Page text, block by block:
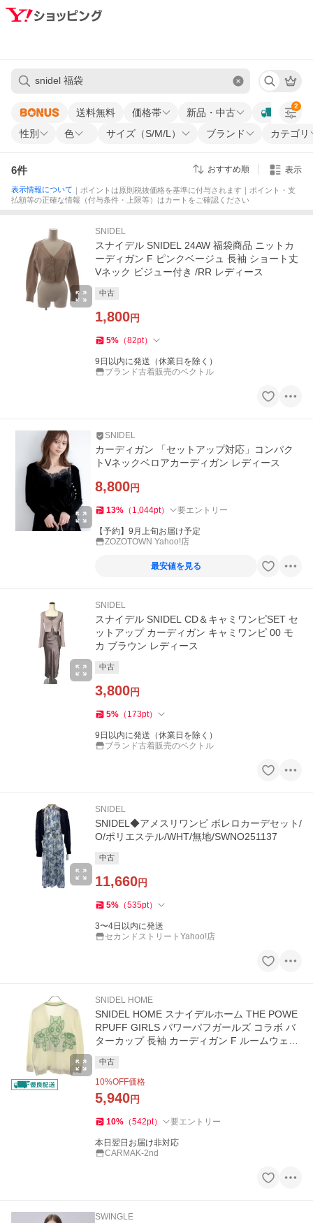
送料無料 価格帯
新品・中古
性別
色 サイズ（S/M/L） ブランド カテゴリ
2
6件 おすすめ順 表示
表示情報について ｜ポイントは原則税抜価格を基準に付与されます｜ポイント・支
払額等の正確な情報（付与条件・上限等）はカートをご確認ください
SNIDEL
スナイデル SNIDEL 24AW 福袋商品 ニットカ
ーディガン F ピンクベージュ 長袖 ショート丈
Vネック ビジュー付き /RR レディース
中古
1,800円
5% （82pt）
9日以内に発送（休業日を除く）
ブランド古着販売のベクトル
SNIDEL
カーディガン 「セットアップ対応」コンパク
トVネックベロアカーディガン レディース
8,800円
13% （ 1,044pt） 要エントリー
【予約】9月上旬お届け予定
ZOZOTOWN Yahoo!店
最安値を見る
SNIDEL
スナイデル SNIDEL CD＆キャミワンピSET セ
ットアップ カーディガン キャミワンピ 00 モ
カ ブラウン レディース
中古
3,800円
5% （ 173pt）
9日以内に発送（休業日を除く）
ブランド古着販売のベクトル
SNIDEL
SNIDEL◆アメスリワンピ ボレロカーデセット/
O/ポリエステル/WHT/無地/SWNO251137
中古
11,660円
5% （535pt）
3〜4日以内に発送
セカンドストリートYahoo!店
SNIDEL HOME
SNIDEL HOME スナイデルホーム THE POWE
RPUFF GIRLS パワーパフガールズ コラボ バ
ターカップ 長袖 カーディガン F ルームウェア
中古
10%OFF価格
5,940円
10% （542pt） 要エントリー
本日翌日お届け非対応
CARMAK-2nd
SWINGLE